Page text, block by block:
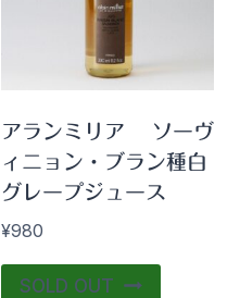
アランミリア ソーヴ
ィニョン・ブラン種白
グレープジュース
¥980
SOLD OUT